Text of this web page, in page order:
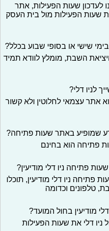
לעדכון שעות הפעילות, אתר
שעות הפעילות מול בית העסק
בימי שישי או בסופי שבוע בכלל?
השבת, מומלץ לוודא תמיד
לניו דלי?
אתר עצמאי לחלוטין ולא קשור
שמופיע באתר שעות פתיחה?
פתיחה הוא בחינם
פתיחה ניו דלי מודיעין?
פתיחה ניו דלי מודיעין, תוכלו
טלפונים וכדומה
מודיעין בחול המועד?
ניו דלי את שעות הפעילות